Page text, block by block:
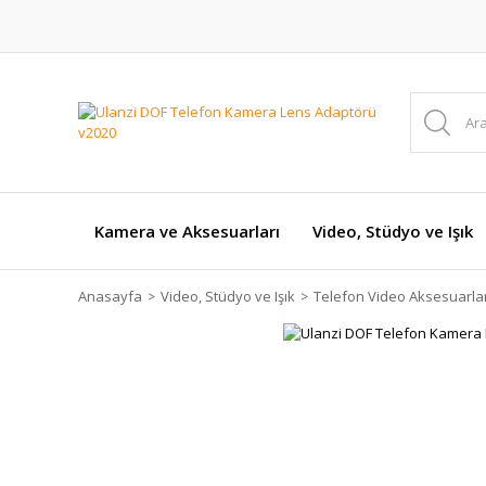
Kamera ve Aksesuarları Video, Stüdyo ve Işık
Anasayfa Video, Stüdyo ve Işık Telefon Video